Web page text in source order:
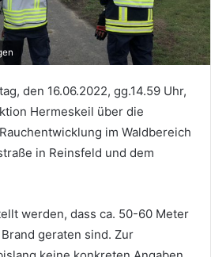
den 16.06.2022, gg.14.59 Uhr,
Hermeskeil über die
im Waldbereich
in Reinsfeld und dem
werden, dass ca. 50-60 Meter
geraten sind. Zur